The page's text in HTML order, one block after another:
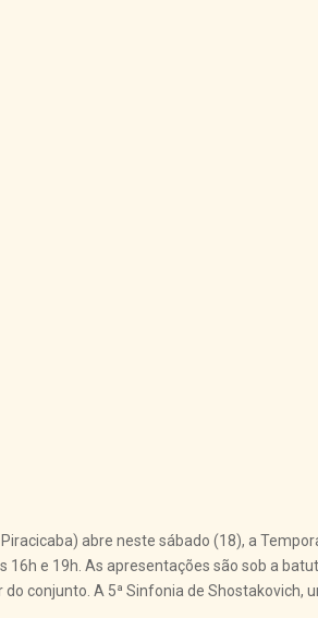
abre neste sábado (18), a
16h e 19h. As apresentações são sob a
conjunto. A 5ª Sinfonia de Shostakovich,